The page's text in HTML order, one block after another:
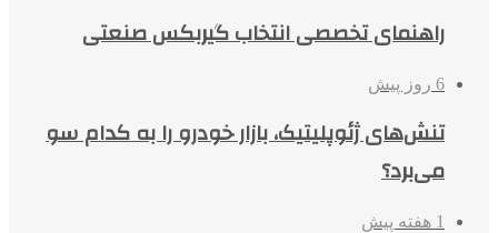
راهنمای تخصصی انتخاب گیربکس صنعتی
6 روز پیش
تنش‌های ژئوپلیتیک، بازار خودرو را به کدام سو
می‌برد؟
1 هفته پیش